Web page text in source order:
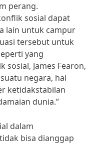
perang.
sosial dapat
lain untuk campur
tersebut untuk
yang
James Fearon,
negara, hal
ketidakstabilan
dunia.”
dalam
bisa dianggap